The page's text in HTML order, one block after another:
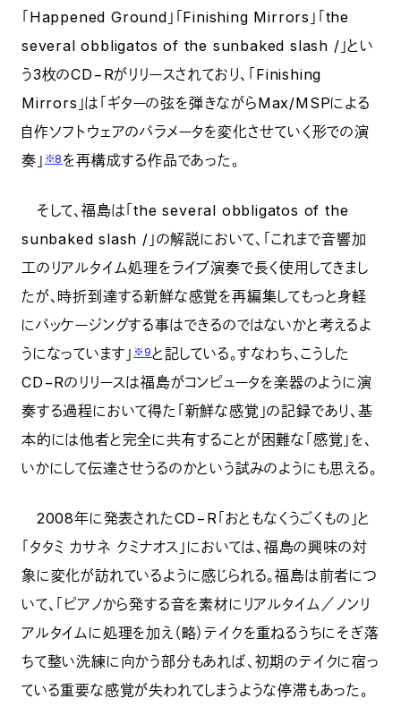
「Happened Ground」「Finishing Mirrors」「the
several obbligatos of the sunbaked slash /」とい
う3枚のCD−Rがリリースされており、「Finishing
Mirrors」は「ギターの弦を弾きながらMax/MSPによる
自作ソフトウェアのパラメータを変化させていく形での演
奏」※8を再構成する作品であった。
そして、福島は「the several obbligatos of the
sunbaked slash /」の解説において、「これまで音響加
工のリアルタイム処理をライブ演奏で長く使用してきまし
たが、時折到達する新鮮な感覚を再編集してもっと身軽
にパッケージングする事はできるのではないかと考えるよ
うになっています」※9と記している。すなわち、こうした
CD−Rのリリースは福島がコンピュータを楽器のように演
奏する過程において得た「新鮮な感覚」の記録であり、基
本的には他者と完全に共有することが困難な「感覚」を、
いかにして伝達させうるのかという試みのようにも思える。
2008年に発表されたCD−R「おともなくうごくもの」と
「タタミ カサネ クミナオス」においては、福島の興味の対
象に変化が訪れているように感じられる。福島は前者につ
いて、「ピアノから発する音を素材にリアルタイム／ノンリ
アルタイムに処理を加え（略）テイクを重ねるうちにそぎ落
ちて整い洗練に向かう部分もあれば、初期のテイクに宿っ
ている重要な感覚が失われてしまうような停滞もあった。